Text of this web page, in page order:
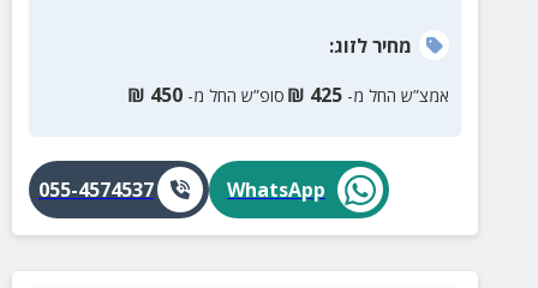
ושומרי מסורת. הזמינו עכשיו וצרו את הזיכרונות הרומנטיים
מחירלזוג:
אמצ”ש החל מ- 425
₪ סופ”ש החל מ- 450
₪
WhatsApp
055-4574537